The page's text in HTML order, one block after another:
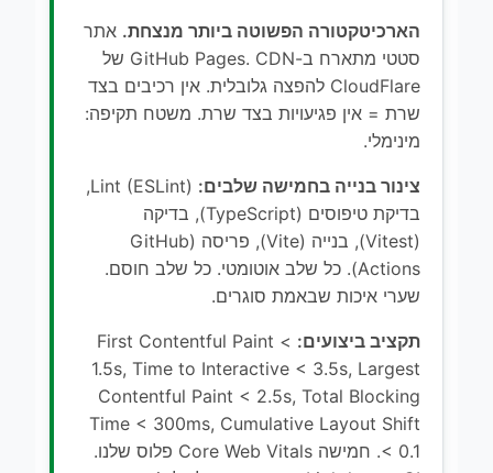
הארכיטקטורה הפשוטה ביותר מנצחת. אתר
סטטי מתארח ב-GitHub Pages. CDN של
CloudFlare להפצה גלובלית. אין רכיבים בצד
שרת = אין פגיעויות בצד שרת. משטח תקיפה:
מינימלי.
צינור בנייה בחמישה שלבים:
Lint (ESLint),
בדיקת טיפוסים (TypeScript), בדיקה
(Vitest), בנייה (Vite), פריסה (GitHub
Actions). כל שלב אוטומטי. כל שלב חוסם.
שערי איכות שבאמת סוגרים.
תקציב ביצועים: First Contentful Paint <
1.5s, Time to Interactive < 3.5s, Largest
Contentful Paint < 2.5s, Total Blocking
Time < 300ms, Cumulative Layout Shift
< 0.1. חמישה Core Web Vitals פלוס שלנו.